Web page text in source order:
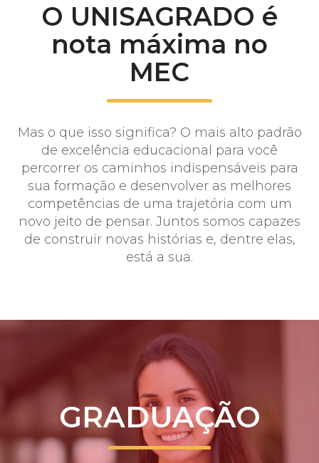
O UNISAGRADO é
nota máxima no
MEC
Mas o que isso significa? O mais alto padrão
de excelência educacional para você
percorrer os caminhos indispensáveis para
sua formação e desenvolver as melhores
competências de uma trajetória com um
novo jeito de pensar. Juntos somos capazes
de construir novas histórias e, dentre elas,
está a sua.
GRADUAÇÃO